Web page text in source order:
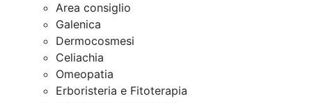
Area consiglio
Galenica
Dermocosmesi
Celiachia
Omeopatia
Erboristeria e Fitoterapia